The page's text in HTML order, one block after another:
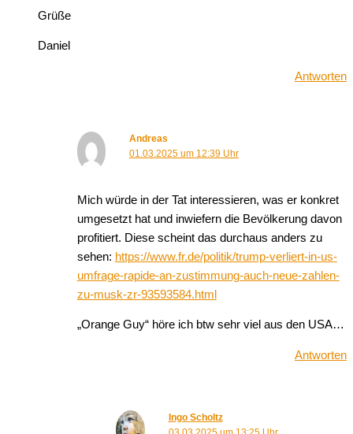
Grüße
Daniel
Antworten
Andreas
01.03.2025 um 12:39 Uhr
Mich würde in der Tat interessieren, was er konkret
umgesetzt hat und inwiefern die Bevölkerung davon
profitiert. Diese scheint das durchaus anders zu
sehen: https://www.fr.de/politik/trump-verliert-in-us-
umfrage-rapide-an-zustimmung-auch-neue-zahlen-
zu-musk-zr-93593584.html
„Orange Guy“ höre ich btw sehr viel aus den USA…
Antworten
Ingo Scholtz